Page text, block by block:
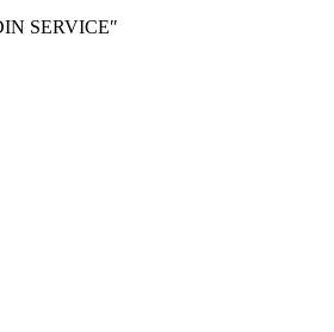
SERVICE″